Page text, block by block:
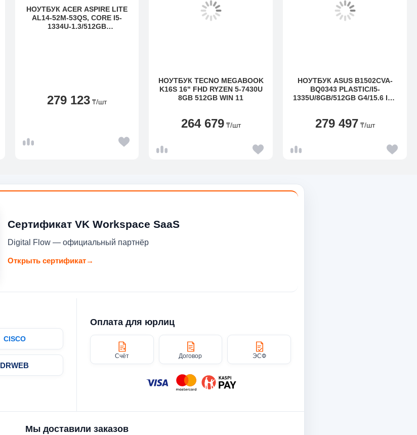
НОУТБУК AСER ASPIRE LITE
AL14-52M-53QS, CORE I5-
1334U-1.3/512GB
279 123 ₸/шт
НОУТБУК TECNO MEGABOOK
K16S 16" FHD RYZEN 5-7430U
8GB 512GB WIN 11
264 679 ₸/шт
НОУТБУК ASUS B1502CVA-
BQ0343 PLASTIC/I5-
1335U/8GB/512GB G4/15.6 IPS
279 497 ₸/шт
Сертификат VK Workspace SaaS
Digital Flow — официальный партнёр
Открыть сертификат→
CISCO
DRWEB
Оплата для юрлиц
Счёт Договор ЭСФ
Мы доставили заказов